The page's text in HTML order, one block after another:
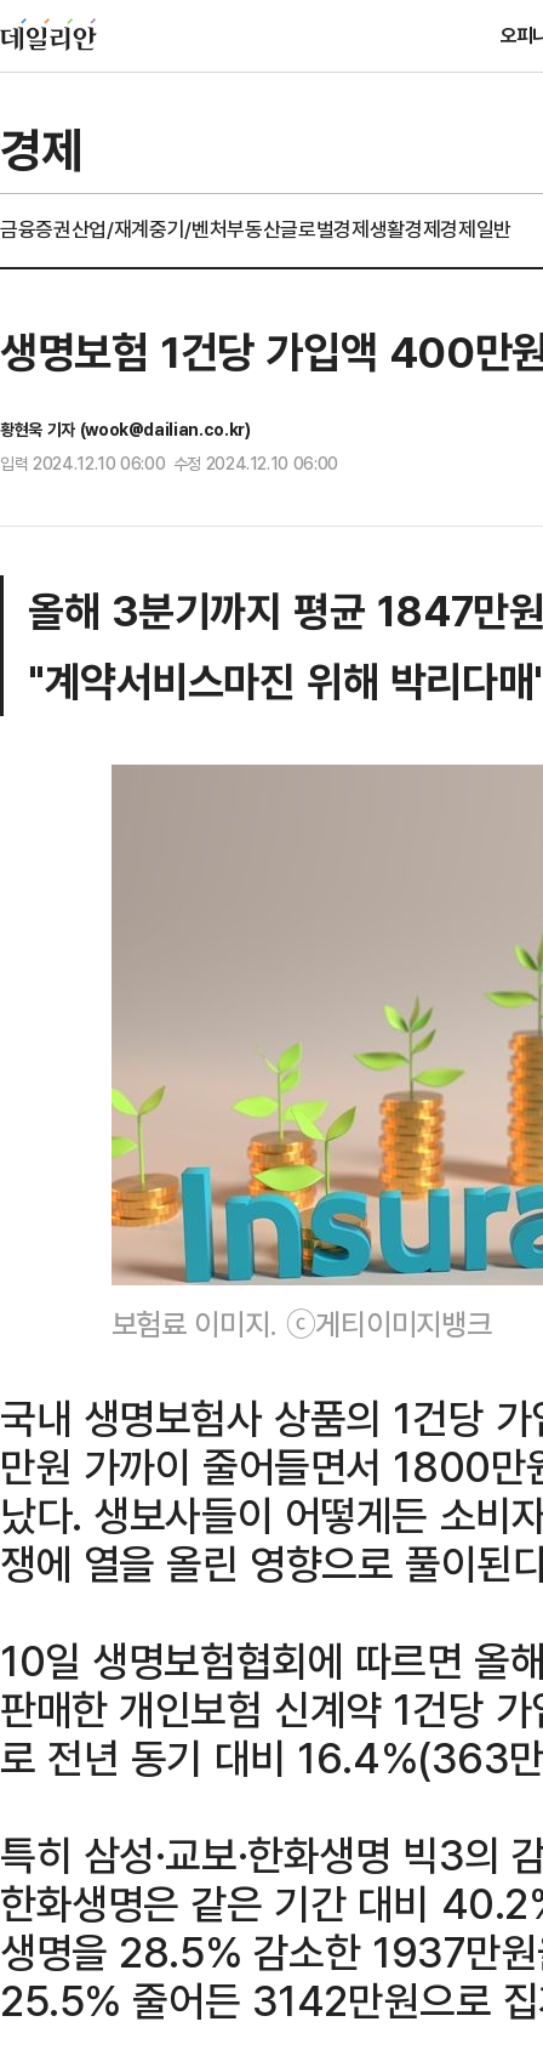
오피
경제
금융증권산업/재계중기/벤처부동산글로벌경제생활경제경제일반
생명보험 1건당 가입액 400
황현욱 기자 (wook@dailian.co.kr)
입력 2024.12.10 06:00 수정 2024.12.10 06:00
올해 3분기까지 평균 1847만
"계약서비스마진 위해 박리다
보험료 이미지. ⓒ게티이미지뱅크
국내 생명보험사 상품의 1건당
만원 가까이 줄어들면서 1800만
났다. 생보사들이 어떻게든 소비
쟁에 열을 올린 영향으로 풀이된
10일 생명보험협회에 따르면 올
판매한 개인보험 신계약 1건당
로 전년 동기 대비 16.4%(363
특히 삼성·교보·한화생명 빅3의
한화생명은 같은 기간 대비
생명을 28.5% 감소한 1937만
25.5% 줄어든 3142만원으로